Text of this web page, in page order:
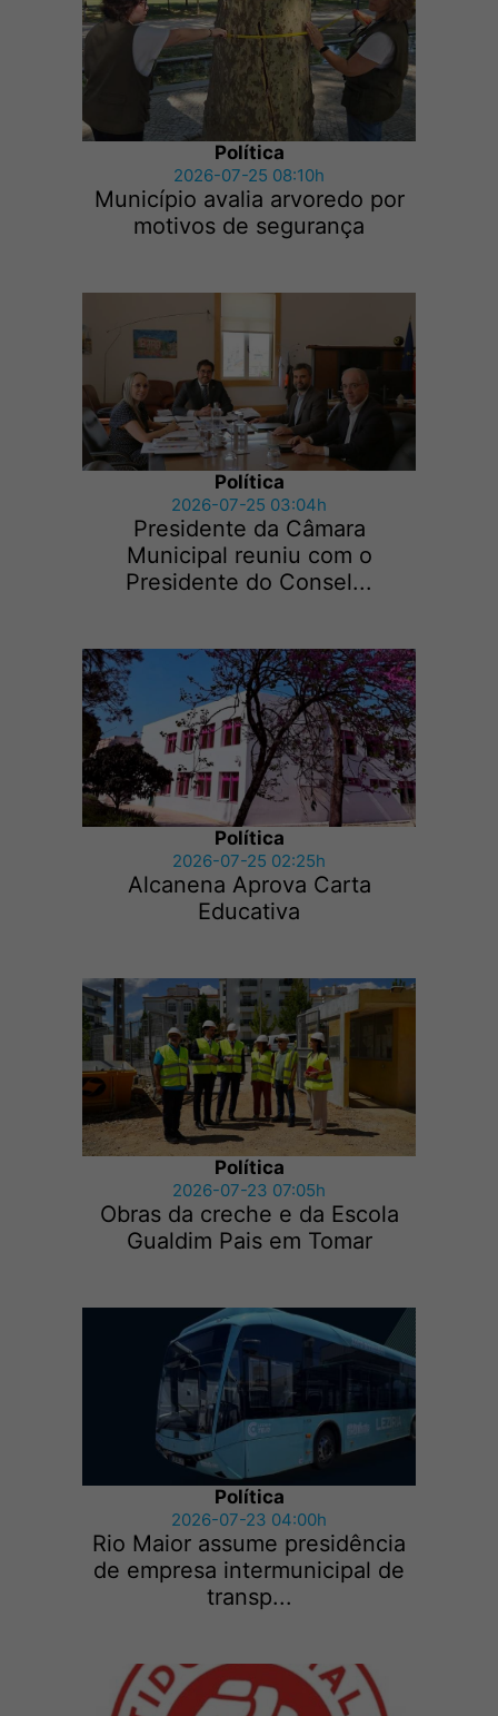
Política
2026-07-25 08:10h
Município avalia arvoredo por
motivos de segurança
Política
2026-07-25 03:04h
Presidente da Câmara
Municipal reuniu com o
Presidente do Consel...
Política
2026-07-25 02:25h
Alcanena Aprova Carta
Educativa
Política
2026-07-23 07:05h
Obras da creche e da Escola
Gualdim Pais em Tomar
Política
2026-07-23 04:00h
Rio Maior assume presidência
de empresa intermunicipal de
transp...